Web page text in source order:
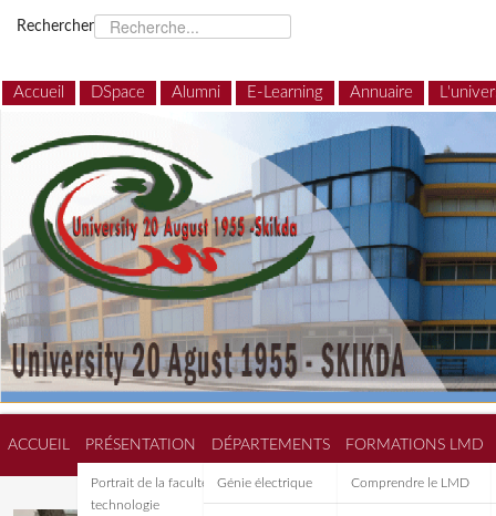
Rechercher
Accueil DSpace Alumni E-Learning Annuaire
ACCUEIL PRÉSENTATION
Portrait de la faculté de
technologie
DÉPARTEMENTS
Génie électrique
FORMATIONS LMD
Comprendre le LMD